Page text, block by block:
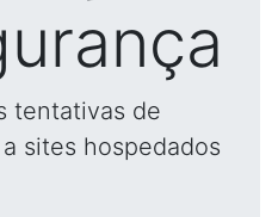
tentativas de
sites hospedados